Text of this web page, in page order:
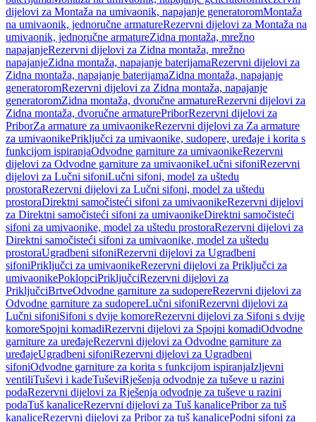
dijelovi za Montaža na umivaonik, napajanje generatoromMontaža
na umivaonik, jednoručne armatureRezervni dijelovi za Montaža na
umivaonik, jednoručne armatureZidna montaža, mrežno
napajanjeRezervni dijelovi za Zidna montaža, mrežno
napajanjeZidna montaža, napajanje baterijamaRezervni dijelovi za
Zidna montaža, napajanje baterijamaZidna montaža, napajanje
generatoromRezervni dijelovi za Zidna montaža, napajanje
generatoromZidna montaža, dvoručne armatureRezervni dijelovi za
Zidna montaža, dvoručne armaturePriborRezervni dijelovi za
PriborZa armature za umivaonikeRezervni dijelovi za Za armature
za umivaonikePriključci za umivaonike, sudopere, uređaje i korita s
funkcijom ispiranjaOdvodne garniture za umivaonikeRezervni
dijelovi za Odvodne garniture za umivaonikeLučni sifoniRezervni
dijelovi za Lučni sifoniLučni sifoni, model za uštedu
prostoraRezervni dijelovi za Lučni sifoni, model za uštedu
prostoraDirektni samočisteći sifoni za umivaonikeRezervni dijelovi
za Direktni samočisteći sifoni za umivaonikeDirektni samočisteći
sifoni za umivaonike, model za uštedu prostoraRezervni dijelovi za
Direktni samočisteći sifoni za umivaonike, model za uštedu
prostoraUgradbeni sifoniRezervni dijelovi za Ugradbeni
sifoniPriključci za umivaonikeRezervni dijelovi za Priključci za
umivaonikePoklopciPriključciRezervni dijelovi za
PriključciBrtveOdvodne garniture za sudopereRezervni dijelovi za
Odvodne garniture za sudopereLučni sifoniRezervni dijelovi za
Lučni sifoniSifoni s dvije komoreRezervni dijelovi za Sifoni s dvije
komoreSpojni komadiRezervni dijelovi za Spojni komadiOdvodne
garniture za uređajeRezervni dijelovi za Odvodne garniture za
uređajeUgradbeni sifoniRezervni dijelovi za Ugradbeni
sifoniOdvodne garniture za korita s funkcijom ispiranjaIzljevni
ventiliTuševi i kadeTuševiRješenja odvodnje za tuševe u razini
podaRezervni dijelovi za Rješenja odvodnje za tuševe u razini
podaTuš kanaliceRezervni dijelovi za Tuš kanalicePribor za tuš
kanaliceRezervni dijelovi za Pribor za tuš kanalicePodni sifoni za